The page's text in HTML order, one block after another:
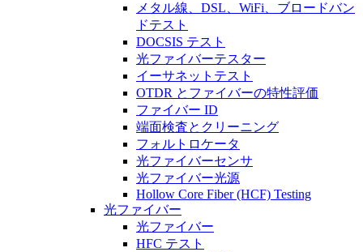
メタル線、DSL、WiFi、ブロードバン
ドテスト
DOCSIS テスト
光ファイバーテスター
イーサネットテスト
OTDR とファイバーの特性評価
ファイバー ID
端面検査とクリーニング
フォルトロケータ
光ファイバーセンサ
光ファイバー光源
Hollow Core Fiber (HCF) Testing
光ファイバー
光ファイバー
HFC テスト